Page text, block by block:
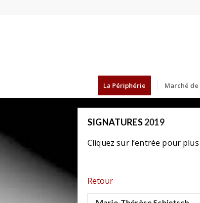
La Périphérie Marché de
SIGNATURES2019
Cliquez sur l’entrée pour plus
Retour